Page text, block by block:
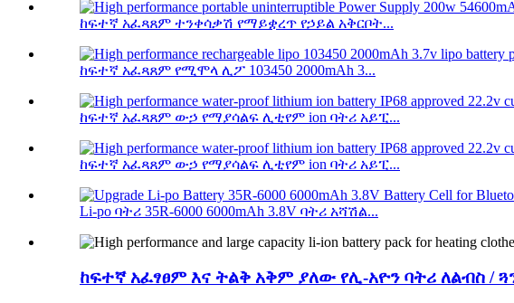
ከፍተኛ አፈጻጸም ተንቀሳቃሽ የማይቋረጥ የኃይል አቅርቦት...
ከፍተኛ አፈጻጸም የሚሞላ ሊፖ 103450 2000mAh 3...
ከፍተኛ አፈጻጸም ውኃ የማያሳልፍ ሊቲየም ion ባትሪ አይፒ...
ከፍተኛ አፈጻጸም ውኃ የማያሳልፍ ሊቲየም ion ባትሪ አይፒ...
Li-po ባትሪ 35R-6000 6000mAh 3.8V ባትሪ አሻሽል...
ከፍተኛ አፈፃፀም እና ትልቅ አቅም ያለው የሊ-አዮን ባትሪ ለልብስ /